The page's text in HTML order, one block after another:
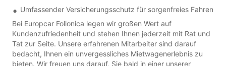
Umfassender Versicherungsschutz für sorgenfreies Fahren
Bei Europcar Follonica legen wir großen Wert auf
Kundenzufriedenheit und stehen Ihnen jederzeit mit Rat und
Tat zur Seite. Unsere erfahrenen Mitarbeiter sind darauf
bedacht, Ihnen ein unvergessliches Mietwagenerlebnis zu
bieten. Wir freuen uns darauf, Sie bald in einer unserer